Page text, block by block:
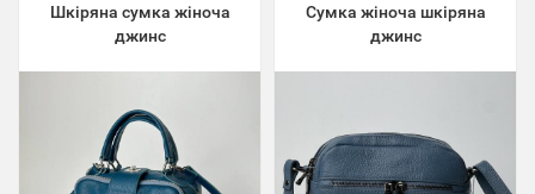
Шкіряна сумка жіноча
джинс
Сумка жіноча шкіряна
джинс